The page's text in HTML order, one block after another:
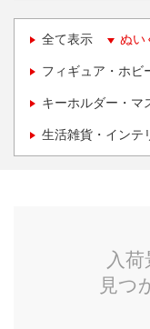
全て表示 ぬい
フィギュア・ホビ
キーホルダー・マ
生活雑貨・インテ